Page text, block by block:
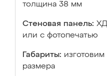
толщина 38 мм
Стеновая панель:
или с фотопечатью
Габариты:
размера